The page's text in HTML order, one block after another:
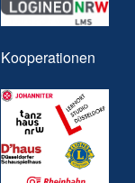
Kooperationen